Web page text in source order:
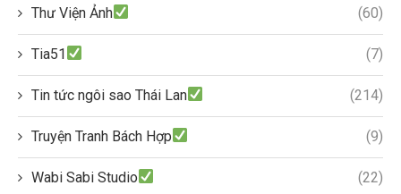
Thư Viện Ảnh (60)
Tia51 (7)
Tin tức ngôi sao Thái Lan (214)
Truyện Tranh Bách Hợp (9)
Wabi Sabi Studio (22)